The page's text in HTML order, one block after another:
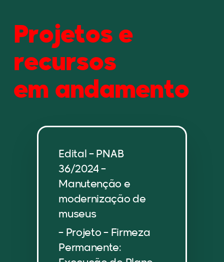
Projetos e
recursos
em andamento
Edital – PNAB
36/2024 –
Manutenção e
modernização de
museus
– Projeto – Firmeza
Permanente: